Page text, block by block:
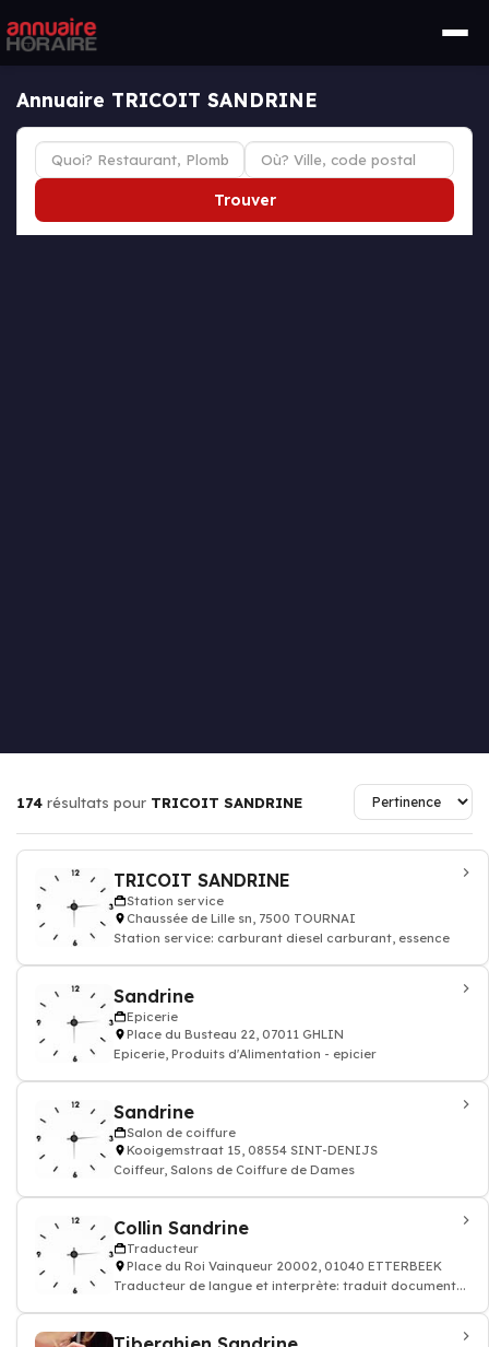
Annuaire TRICOIT SANDRINE
Trouver
174 résultats pour TRICOIT SANDRINE
TRICOIT SANDRINE
Station service
Chaussée de Lille sn, 7500 TOURNAI
Station service: carburant diesel carburant, essence
Sandrine
Epicerie
Place du Busteau 22, 07011 GHLIN
Epicerie, Produits d'Alimentation - epicier
Sandrine
Salon de coiffure
Kooigemstraat 15, 08554 SINT-DENIJS
Coiffeur, Salons de Coiffure de Dames
Collin Sandrine
Traducteur
Place du Roi Vainqueur 20002, 01040 ETTERBEEK
Traducteur de langue et interprète: traduit document...